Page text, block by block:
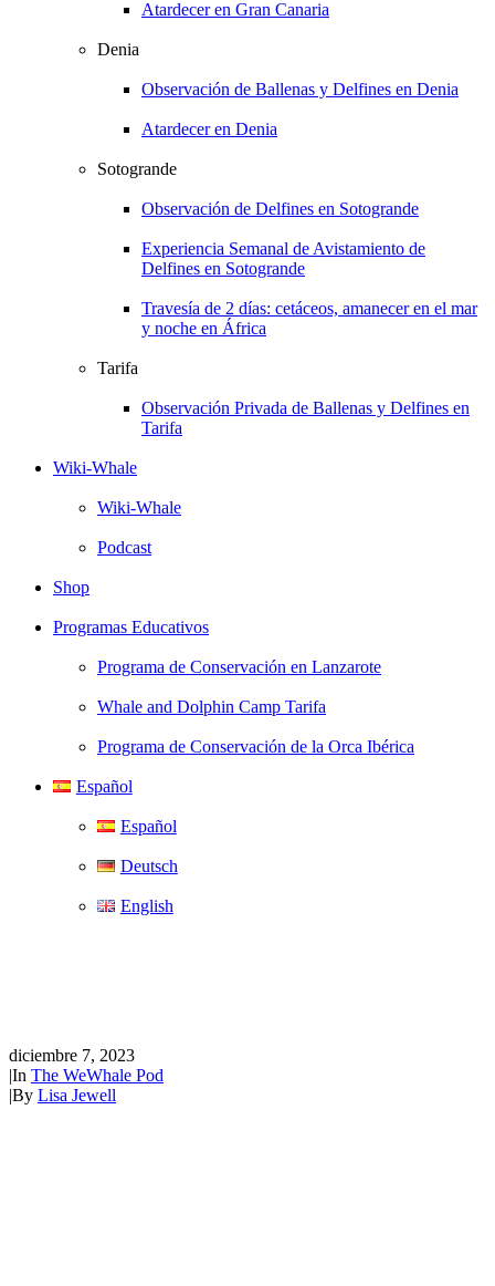
Atardecer en Gran Canaria
Denia
Observación de Ballenas y Delfines en Denia
Atardecer en Denia
Sotogrande
Observación de Delfines en Sotogrande
Experiencia Semanal de Avistamiento de
Delfines en Sotogrande
Travesía de 2 días: cetáceos, amanecer en el mar
y noche en África
Tarifa
Observación Privada de Ballenas y Delfines en
Tarifa
Wiki-Whale
Wiki-Whale
Podcast
Shop
Programas Educativos
Programa de Conservación en Lanzarote
Whale and Dolphin Camp Tarifa
Programa de Conservación de la Orca Ibérica
Español
Español
Deutsch
English
diciembre 7, 2023
|In The WeWhale Pod
|By Lisa Jewell